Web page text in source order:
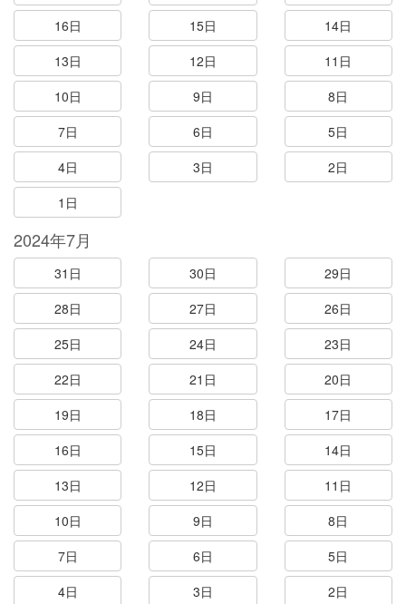
16日
15日
14日
13日
12日
11日
10日
9日
8日
7日
6日
5日
4日
3日
2日
1日
2024年7月
31日 30日
29日
28日
27日
26日
25日
24日
23日
22日
21日
20日
19日
18日
17日
16日
15日
14日
13日
12日
11日
10日
9日
8日
7日
6日
5日
4日
3日
2日